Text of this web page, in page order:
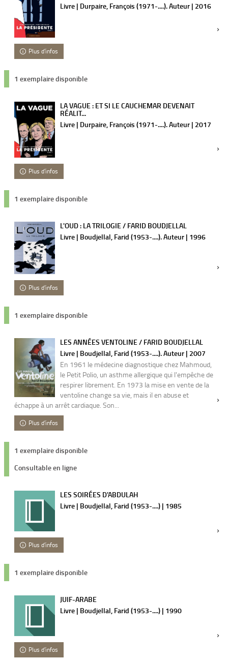
Livre | Durpaire, François (1971-....). Auteur | 2016
Plus d'infos
1 exemplaire disponible
LA VAGUE : ET SI LE CAUCHEMAR DEVENAIT
RÉALIT...
Livre | Durpaire, François (1971-....). Auteur | 2017
Plus d'infos
1 exemplaire disponible
L'OUD : LA TRILOGIE / FARID BOUDJELLAL
Livre | Boudjellal, Farid (1953-....). Auteur | 1996
Plus d'infos
1 exemplaire disponible
LES ANNÉES VENTOLINE / FARID BOUDJELLAL
Livre | Boudjellal, Farid (1953-....). Auteur | 2007
En 1961 le médecine diagnostique chez Mahmoud,
le Petit Polio, un asthme allergique qui l'empêche de
respirer librement. En 1973 la mise en vente de la
ventoline change sa vie, mais il en abuse et
échappe à un arrêt cardiaque. Son...
Plus d'infos
1 exemplaire disponible
Consultable en ligne
LES SOIRÉES D'ABDULAH
Livre | Boudjellal, Farid (1953-....) | 1985
Plus d'infos
1 exemplaire disponible
JUIF-ARABE
Livre | Boudjellal, Farid (1953-....) | 1990
Plus d'infos